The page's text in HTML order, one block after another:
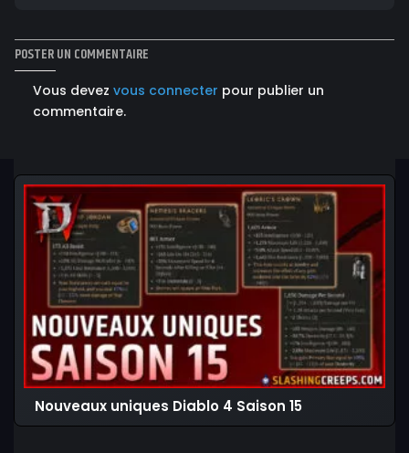
POSTER UN COMMENTAIRE
Vous devez vous connecter pour publier un
commentaire.
Nouveaux uniques Diablo 4 Saison 15